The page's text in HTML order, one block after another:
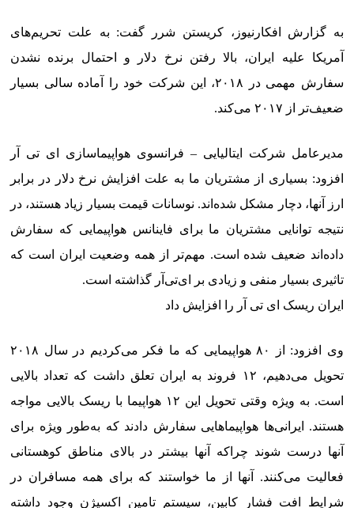
به گزارش افکارنیوز، کریستن شرر گفت: به علت تحریم‌های
آمریکا علیه ایران، بالا رفتن نرخ دلار و احتمال برنده نشدن
سفارش مهمی در ۲۰۱۸، این شرکت خود را آماده سالی بسیار
ضعیف‌تر از ۲۰۱۷ می‌کند.
مدیرعامل شرکت ایتالیایی – فرانسوی هواپیماسازی ای تی آر
افزود: بسیاری از مشتریان ما به علت افزایش نرخ دلار در برابر
ارز آنها، دچار مشکل شده‌اند. نوسانات قیمت بسیار زیاد هستند، در
نتیجه توانایی مشتریان ما برای فاینانس هواپیمایی که سفارش
داده‌اند ضعیف شده است. مهم‌تر از همه وضعیت ایران است که
تاثیری بسیار منفی و زیادی بر ای‌تی‌آر گذاشته است.
ایران ریسک ای تی آر را افزایش داد
وی افزود: از ۸۰ هواپیمایی که ما فکر می‌کردیم در سال ۲۰۱۸
تحویل می‌دهیم، ۱۲ فروند به ایران تعلق داشت که تعداد بالایی
است. به ویژه وقتی تحویل این ۱۲ هواپیما با ریسک بالایی مواجه
هستند. ایرانی‌ها هواپیماهایی سفارش دادند که به‌طور ویژه برای
آنها درست شوند چراکه آنها بیشتر در بالای مناطق کوهستانی
فعالیت می‌کنند. آنها از ما خواستند که برای همه مسافران در
شرایط افت فشار کابین، سیستم تامین اکسیژن وجود داشته